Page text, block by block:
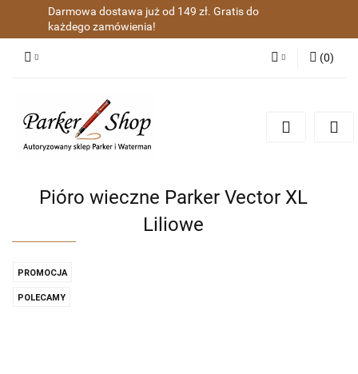
Darmowa dostawa już od 149 zł. Gratis do
każdego zamówienia!
Zarejestruj się
(0)
Pióro wieczne Parker Vector XL
Liliowe
PROMOCJA
POLECAMY